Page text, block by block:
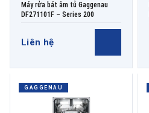
Máy rửa bát âm tủ Gaggenau
DF271101F – Series 200
Liên hệ
GAGGENAU